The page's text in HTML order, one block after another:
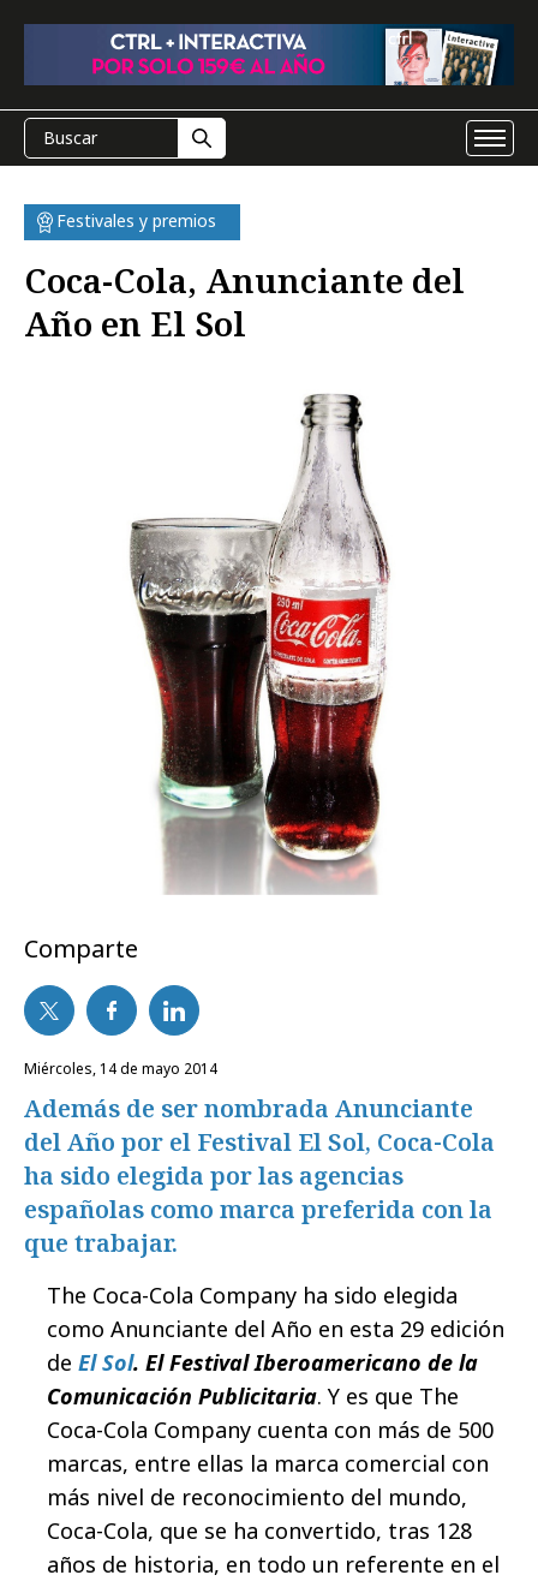
Festivales y premios
Coca-Cola, Anunciante del
Año en El Sol
Comparte
miércoles, 14 de mayo 2014
Además de ser nombrada Anunciante
del Año por el Festival El Sol, Coca-Cola
ha sido elegida por las agencias
españolas como marca preferida con la
que trabajar.
The Coca-Cola Company ha sido elegida
como Anunciante del Año en esta 29 edición
de El Sol. El Festival Iberoamericano de la
Comunicación Publicitaria. Y es que The
Coca-Cola Company cuenta con más de 500
marcas, entre ellas la marca comercial con
más nivel de reconocimiento del mundo,
Coca-Cola, que se ha convertido, tras 128
años de historia, en todo un referente en el